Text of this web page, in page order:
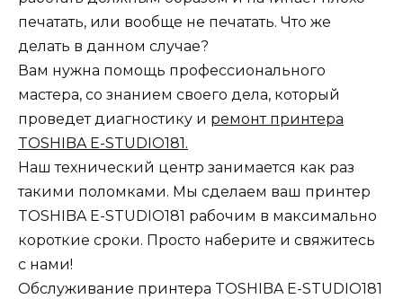
печатать, или вообще не печатать. Что же
делать в данном случае?
Вам нужна помощь профессионального
мастера, со знанием своего дела, который
проведет диагностику и ремонт принтера
TOSHIBA E-STUDIO181.
Наш технический центр занимается как раз
такими поломками. Мы сделаем ваш принтер
TOSHIBA E-STUDIO181 рабочим в максимально
короткие сроки. Просто наберите и свяжитесь
с нами!
Обслуживание принтера TOSHIBA E-STUDIO181